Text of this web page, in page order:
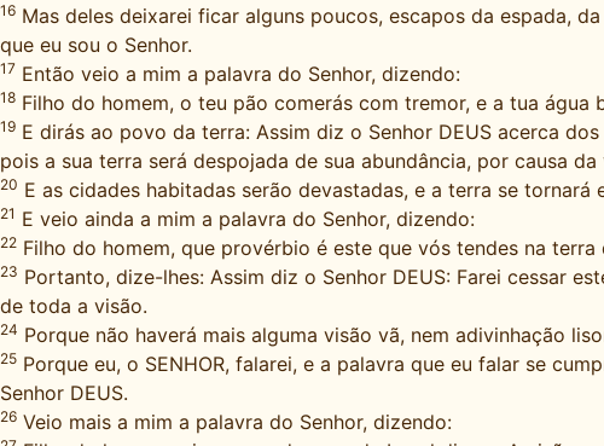
16 Mas deles deixarei ficar alguns poucos, escapos da espada,
que eu sou o Senhor.
17 Então veio a mim a palavra do Senhor, dizendo:
18 Filho do homem, o teu pão comerás com tremor, e a tua
19 E dirás ao povo da terra: Assim diz o Senhor DEUS acerca
pois a sua terra será despojada de sua abundância, por causa
20 E as cidades habitadas serão devastadas, e a terra se tornará
21 E veio ainda a mim a palavra do Senhor, dizendo:
22 Filho do homem, que provérbio é este que vós tendes na
23 Portanto, dize-lhes: Assim diz o Senhor DEUS: Farei cessar
de toda a visão.
24 Porque não haverá mais alguma visão vã, nem adivinhação
25 Porque eu, o SENHOR, falarei, e a palavra que eu falar se
Senhor DEUS.
26 Veio mais a mim a palavra do Senhor, dizendo: